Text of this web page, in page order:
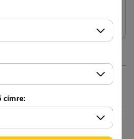
termékek
kategóriában:
címre: